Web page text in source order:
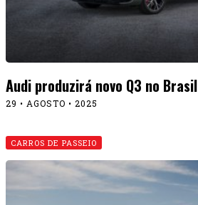
Audi produzirá novo Q3 no Brasil
29 • AGOSTO • 2025
CARROS DE PASSEIO